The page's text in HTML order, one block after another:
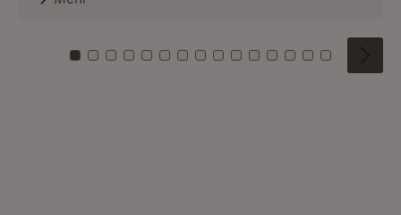
Zu Kachel: 0
Zu Kachel: 1
Zu Kachel: 2
Zu Kachel: 3
Zu Kachel: 4
Zu Kachel: 5
Zu Kachel: 6
Zu Kachel: 7
Zu Kachel: 8
Zu Kachel: 9
Zu Kachel: 10
Zu Kachel: 11
Zu Kachel: 12
Zu Kachel:
Zu